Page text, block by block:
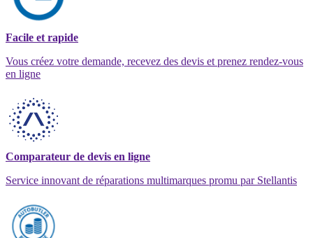
Facile et rapide
Vous créez votre demande, recevez des devis et prenez rendez-vous
en ligne
Comparateur de devis en ligne
Service innovant de réparations multimarques promu par Stellantis